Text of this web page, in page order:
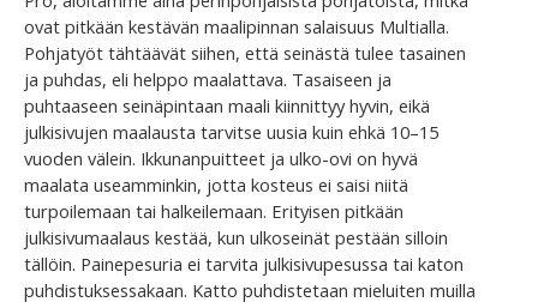
ovat pitkään kestävän maalipinnan salaisuus Multialla.
Pohjatyöt tähtäävät siihen, että seinästä tulee tasainen
ja puhdas, eli helppo maalattava. Tasaiseen ja
puhtaaseen seinäpintaan maali kiinnittyy hyvin, eikä
julkisivujen maalausta tarvitse uusia kuin ehkä 10–15
vuoden välein. Ikkunanpuitteet ja ulko-ovi on hyvä
maalata useamminkin, jotta kosteus ei saisi niitä
turpoilemaan tai halkeilemaan. Erityisen pitkään
julkisivumaalaus kestää, kun ulkoseinät pestään silloin
tällöin. Painepesuria ei tarvita julkisivupesussa tai katon
puhdistuksessakaan. Katto puhdistetaan mieluiten muilla